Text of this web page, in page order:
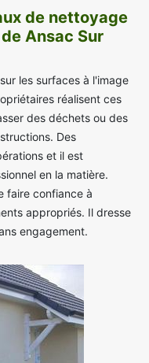
de nettoyage
Ansac Sur
les surfaces à l'image
réalisent ces
des déchets ou des
Des
et il est
en la matière.
faire confiance à
appropriés. Il dresse
engagement.